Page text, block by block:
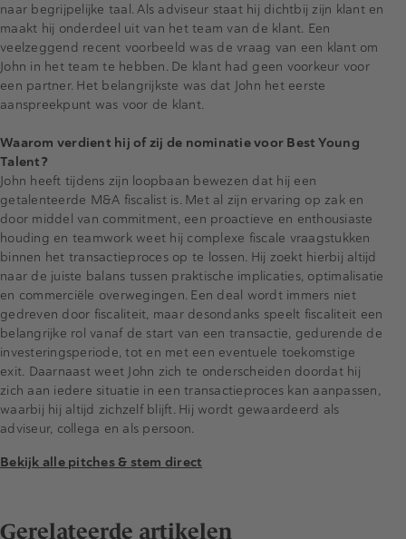
naar begrijpelijke taal. Als adviseur staat hij dichtbij zijn klant en
maakt hij onderdeel uit van het team van de klant. Een
veelzeggend recent voorbeeld was de vraag van een klant om
John in het team te hebben. De klant had geen voorkeur voor
een partner. Het belangrijkste was dat John het eerste
aanspreekpunt was voor de klant.
Waarom verdient hij of zij de nominatie voor Best Young
Talent?
John heeft tijdens zijn loopbaan bewezen dat hij een
getalenteerde M&A fiscalist is. Met al zijn ervaring op zak en
door middel van commitment, een proactieve en enthousiaste
houding en teamwork weet hij complexe fiscale vraagstukken
binnen het transactieproces op te lossen. Hij zoekt hierbij altijd
naar de juiste balans tussen praktische implicaties, optimalisatie
en commerciële overwegingen. Een deal wordt immers niet
gedreven door fiscaliteit, maar desondanks speelt fiscaliteit een
belangrijke rol vanaf de start van een transactie, gedurende de
investeringsperiode, tot en met een eventuele toekomstige
exit. Daarnaast weet John zich te onderscheiden doordat hij
zich aan iedere situatie in een transactieproces kan aanpassen,
waarbij hij altijd zichzelf blijft. Hij wordt gewaardeerd als
adviseur, collega en als persoon.
Bekijk alle pitches & stem direct
Gerelateerde artikelen